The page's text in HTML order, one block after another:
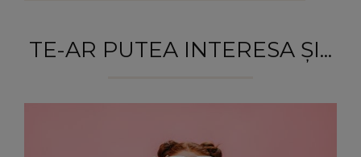
TE-AR PUTEA INTERESA ȘI...